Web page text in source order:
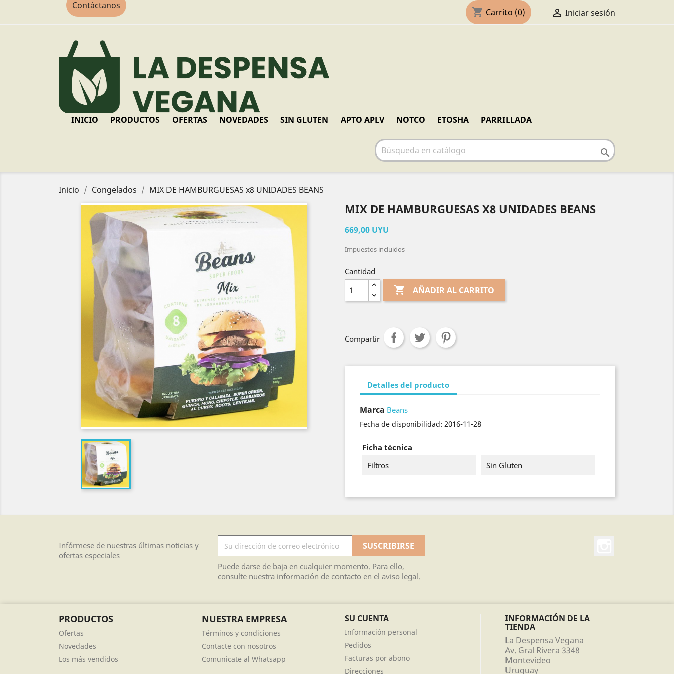
Contáctanos
shopping_cart Carrito (0)  Iniciar sesión
INICIO PRODUCTOS OFERTAS NOVEDADES SIN GLUTEN APTO APLV NOTCO ETOSHA PARRILLADA

Inicio Congelados MIX DE HAMBURGUESAS x8 UNIDADES BEANS
MIX DE HAMBURGUESAS X8 UNIDADES BEANS
669,00 UYU
Impuestos incluidos
Cantidad
 AÑADIR AL CARRITO
Compartir
Detalles del producto
Marca Beans
Fecha de disponibilidad: 2016-11-28
Ficha técnica
Filtros
Sin Gluten
Infórmese de nuestras últimas noticias y
ofertas especiales
Puede darse de baja en cualquier momento. Para ello,
consulte nuestra información de contacto en el aviso legal.
PRODUCTOS
Ofertas
Novedades
Los más vendidos
NUESTRA EMPRESA
Términos y condiciones
Contacte con nosotros
Comunicate al Whatsapp
SU CUENTA
Información personal
Pedidos
Facturas por abono
Direcciones
INFORMACIÓN DE LA
TIENDA
La Despensa Vegana
Av. Gral Rivera 3348
Montevideo
Uruguay